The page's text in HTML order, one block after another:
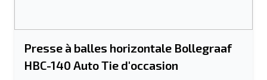
Presse à balles horizontale Bollegraaf
HBC-140 Auto Tie d'occasion